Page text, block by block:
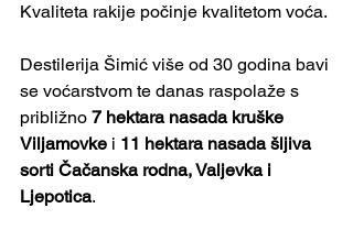
Kvaliteta rakije počinje kvalitetom voća.
Destilerija Šimić više od 30 godina bavi
se voćarstvom te danas raspolaže s
približno 7 hektara nasada kruške
Viljamovke i 11 hektara nasada šljiva
sorti Čačanska rodna, Valjevka i
Ljepotica.